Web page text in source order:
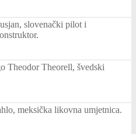
slovenački pilot i
Theodor Theorell, švedski
meksička likovna umjetnica.